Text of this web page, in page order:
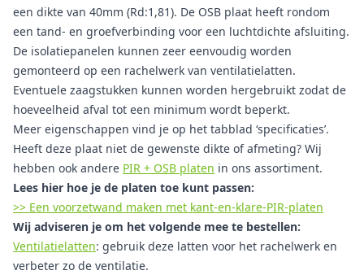
een dikte van 40mm (Rd:1,81). De OSB plaat heeft rondom
een tand- en groefverbinding voor een luchtdichte afsluiting.
De isolatiepanelen kunnen zeer eenvoudig worden
gemonteerd op een rachelwerk van ventilatielatten.
Eventuele zaagstukken kunnen worden hergebruikt zodat de
hoeveelheid afval tot een minimum wordt beperkt.
Meer eigenschappen vind je op het tabblad ‘specificaties’.
Heeft deze plaat niet de gewenste dikte of afmeting? Wij
hebben ook andere PIR + OSB platen in ons assortiment.
Lees hier hoe je de platen toe kunt passen:
>> Een voorzetwand maken met kant-en-klare-PIR-platen
Wij adviseren je om het volgende mee te bestellen:
Ventilatielatten: gebruik deze latten voor het rachelwerk en
verbeter zo de ventilatie.